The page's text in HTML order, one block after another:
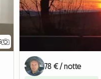
78 € / notte